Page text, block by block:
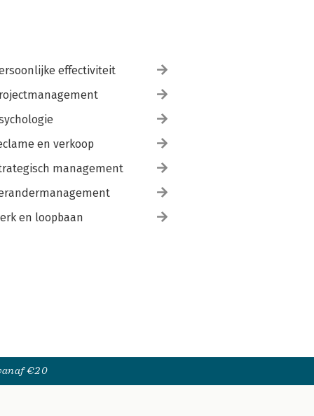
effectiviteit
en verkoop
management
en loopbaan
€20